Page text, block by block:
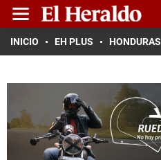
INICIO EH PLUS HONDURAS